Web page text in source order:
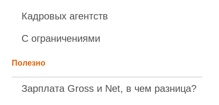
Кадровых агентств
С ограничениями
Полезно
Зарплата Gross и Net, в чем разница?